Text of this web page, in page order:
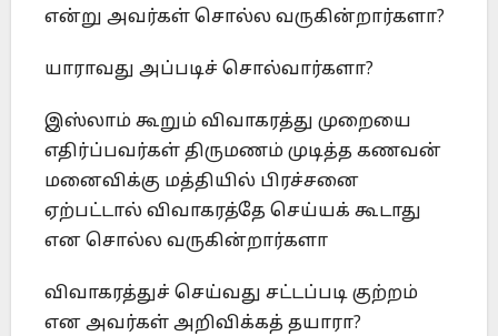
என்று அவர்கள் சொல்ல வருகின்றார்களா?
யாராவது அப்படிச் சொல்வார்களா?
இஸ்லாம் கூறும் விவாகரத்து முறையை
எதிர்ப்பவர்கள் திருமணம் முடித்த கணவன்
மனைவிக்கு மத்தியில் பிரச்சனை
ஏற்பட்டால் விவாகரத்தே செய்யக் கூடாது
என சொல்ல வருகின்றார்களா
விவாகரத்துச் செய்வது சட்டப்படி குற்றம்
என அவர்கள் அறிவிக்கத் தயாரா?